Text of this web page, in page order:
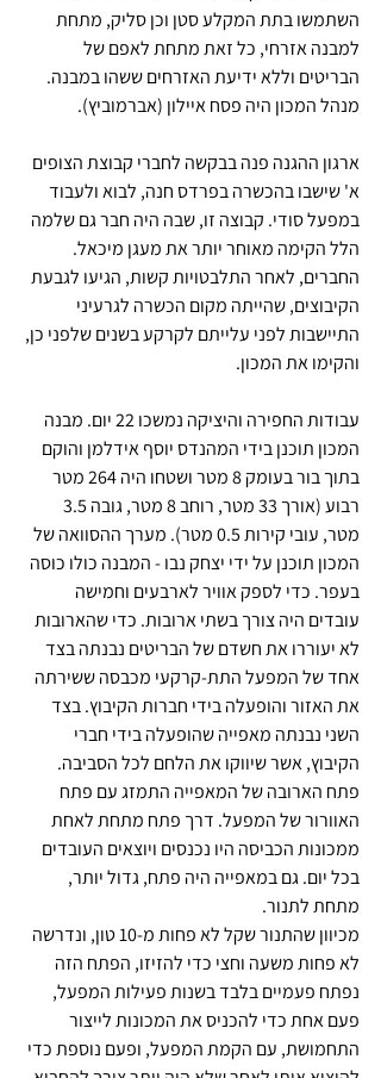
השתמשו בתת המקלע סטן וכן סליק, מתחת
למבנה אזרחי, כל זאת מתחת לאפם של
הבריטים וללא ידיעת האזרחים ששהו במבנה.
מנהל המכון היה פסח איילון (אברמוביץ).
ארגון ההגנה פנה בבקשה לחברי קבוצת הצופים
א' שישבו בהכשרה בפרדס חנה, לבוא ולעבוד
במפעל סודי. קבוצה זו, שבה היה חבר גם שלמה
הלל הקימה מאוחר יותר את מעגן מיכאל.
החברים, לאחר התלבטויות קשות, הגיעו לגבעת
הקיבוצים, שהייתה מקום הכשרה לגרעיני
התיישבות לפני עלייתם לקרקע בשנים שלפני כן,
והקימו את המכון.
עבודות החפירה והיציקה נמשכו 22 יום. מבנה
המכון תוכנן בידי המהנדס יוסף אידלמן והוקם
בתוך בור בעומק 8 מטר ושטחו היה 264 מטר
מטר, עובי קירות 0.5 מטר). מערך ההסוואה של
המכון תוכנן על ידי יצחק נבו - המבנה כולו כוסה
בעפר. כדי לספק אוויר לארבעים וחמישה
עובדים היה צורך בשתי ארובות. כדי שהארובות
לא יעוררו את חשדם של הבריטים נבנתה בצד
אחד של המפעל התת-קרקעי מכבסה ששירתה
את האזור והופעלה בידי חברות הקיבוץ. בצד
השני נבנתה מאפייה שהופעלה בידי חברי
הקיבוץ, אשר שיווקו את הלחם לכל הסביבה.
פתח הארובה של המאפייה התמזג עם פתח
האוורור של המפעל. דרך פתח מתחת לאחת
ממכונות הכביסה היו נכנסים ויוצאים העובדים
בכל יום. גם במאפייה היה פתח, גדול יותר,
מתחת לתנור.
מכיוון שהתנור שקל לא פחות מ-10 טון, ונדרשה
לא פחות משעה וחצי כדי להזיזו, הפתח הזה
נפתח פעמיים בלבד בשנות פעילות המפעל,
פעם אחת כדי להכניס את המכונות לייצור
התחמושת, עם הקמת המפעל, ופעם נוספת כדי